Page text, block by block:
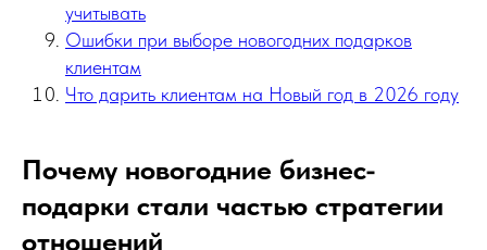
учитывать
Ошибки при выборе новогодних подарков
клиентам
Что дарить клиентам на Новый год в 2026 году
Почему новогодние бизнес-
подарки стали частью стратегии
отношений